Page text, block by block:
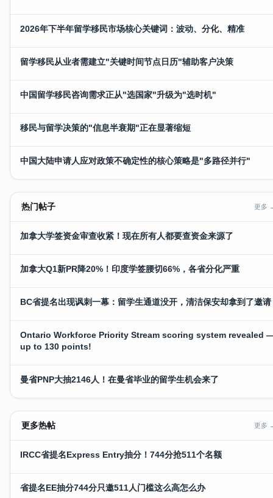
2026年下半年留学移民市场核心关键词：波动、分化、精准
留学移民从业者需建立"关键时间节点日历"辅助客户决策
中国留学移民咨询需求正从"选国家"升级为"选时机"
移民与留学决策的"信息半衰期"正在显著缩短
中国大陆申请人应对政策不确定性的核心策略是"多路径并行"
热门帖子 更多
加拿大学签资金审查收紧！现在所有人都要查资金来源了
加拿大Q1新PR降20%！印度学签腰切66%，各省分化严重
BC省提名出现讽刺一幕：留学生通道没开，清洁保安却拿到了邀请
Ontario Workforce Priority Stream scoring system revealed
up to 130 points!
曼省PNP大抽2146人！在曼省毕业的留学生机会来了
更多热帖 更多
IRCC省提名Express Entry抽分！744分抢511个名额
省提名EE抽分744分只邀511人门槛这么高怎么办